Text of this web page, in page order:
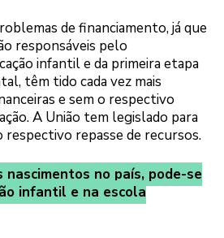
de financiamento, já que
responsáveis pelo
infantil e da primeira etapa
têm tido cada vez mais
e sem o respectivo
A União tem legislado para
respectivo repasse de recursos.
nascimentos no país, pode-se
infantil e na escola